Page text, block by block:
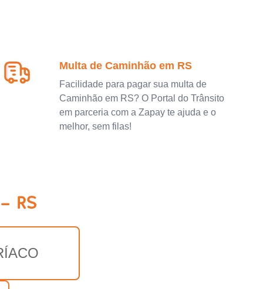
Multa de Caminhão em RS
Facilidade para pagar sua multa de
Caminhão em RS? O Portal do Trânsito
em parceria com a Zapay te ajuda e o
melhor, sem filas!
RS